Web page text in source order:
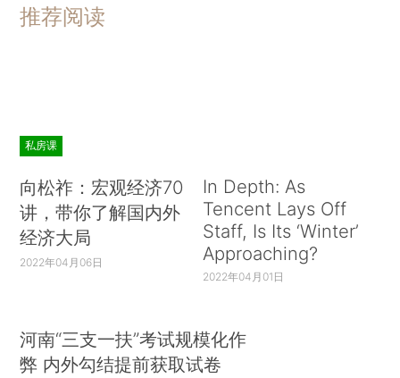
推荐阅读
私房课
向松祚：宏观经济70
讲，带你了解国内外
经济大局
2022年04月06日
In Depth: As
Tencent Lays Off
Staff, Is Its ‘Winter’
Approaching?
2022年04月01日
河南“三支一扶”考试规模化作
弊 内外勾结提前获取试卷